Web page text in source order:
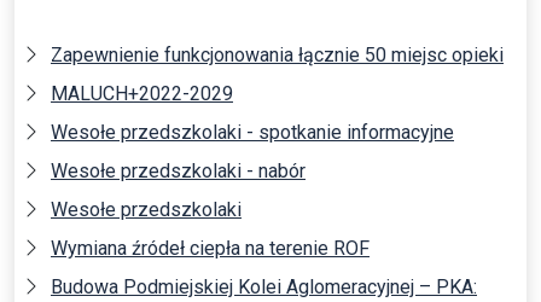
Zapewnienie funkcjonowania łącznie 50 miejsc opieki
MALUCH+2022-2029
Wesołe przedszkolaki - spotkanie informacyjne
Wesołe przedszkolaki - nabór
Wesołe przedszkolaki
Wymiana źródeł ciepła na terenie ROF
Budowa Podmiejskiej Kolei Aglomeracyjnej – PKA: